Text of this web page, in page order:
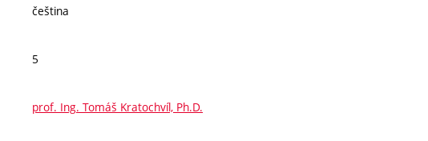
čeština
5
prof. Ing. Tomáš Kratochvíl, Ph.D.